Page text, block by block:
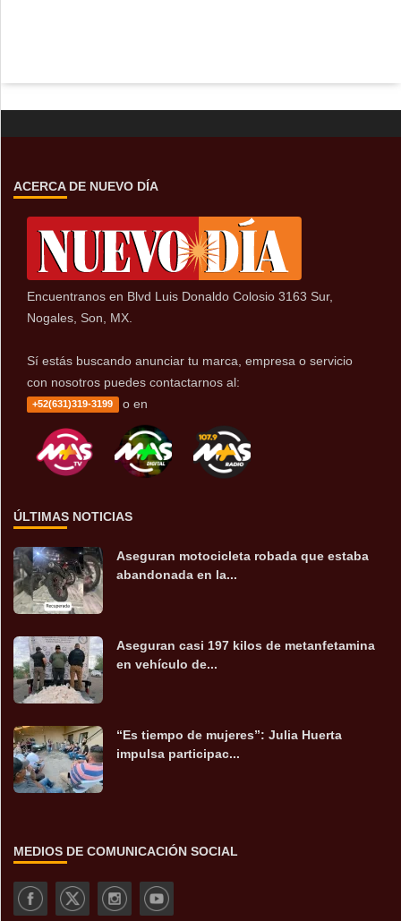
ACERCA DE NUEVO DÍA
Encuentranos en Blvd Luis Donaldo Colosio 3163 Sur,
Nogales, Son, MX.
Sí estás buscando anunciar tu marca, empresa o servicio
con nosotros puedes contactarnos al:
+52(631)319-3199 o en
ÚLTIMAS NOTICIAS
Aseguran motocicleta robada que estaba
abandonada en la...
Aseguran casi 197 kilos de metanfetamina
en vehículo de...
“Es tiempo de mujeres”: Julia Huerta
impulsa participac...
MEDIOS DE COMUNICACIÓN SOCIAL